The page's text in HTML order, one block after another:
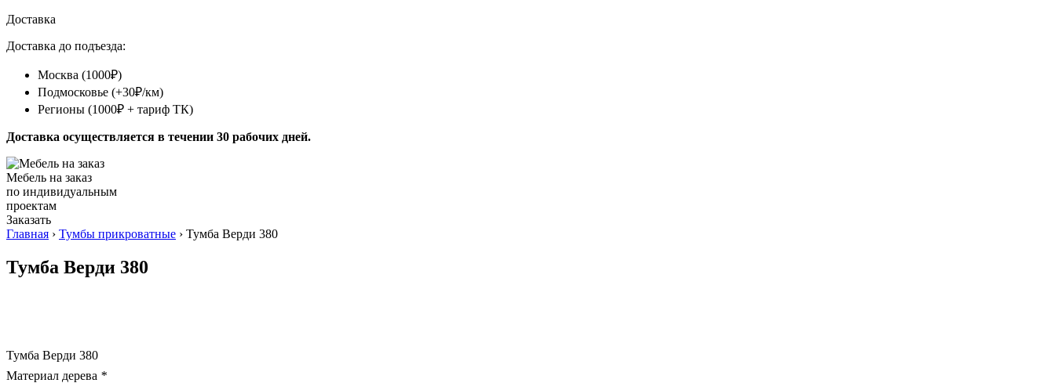
Доставка
Доставка до подъезда:
Москва (1000₽)
Подмосковье (+30₽/км)
Регионы (1000₽ + тариф ТК)
Доставка осуществляется в течении 30 рабочих дней.
Мебель на заказ
по индивидуальным
проектам
Заказать
Главная › Тумбы прикроватные › Тумба Верди 380
Тумба Верди 380
Тумба Верди 380
Материал дерева *